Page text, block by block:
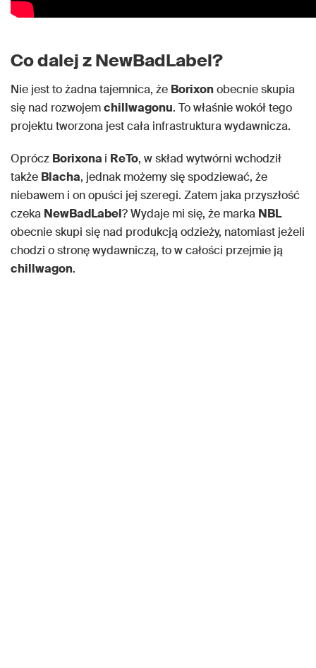
Co dalej z NewBadLabel?
Nie jest to żadna tajemnica, że Borixonobecnie skupia
się nad rozwojemchillwagonu. To właśnie wokół tego
projektu tworzona jest cała infrastruktura wydawnicza.
Oprócz Borixona i ReTo, w skład wytwórni wchodził
także Blacha, jednak możemy się spodziewać, że
niebawem i on opuści jej szeregi. Zatem jaka przyszłość
czeka NewBadLabel? Wydaje mi się, że marka NBL
obecnie skupi się nad produkcją odzieży, natomiast jeżeli
chodzi o stronę wydawniczą, to w całości przejmie ją
chillwagon.